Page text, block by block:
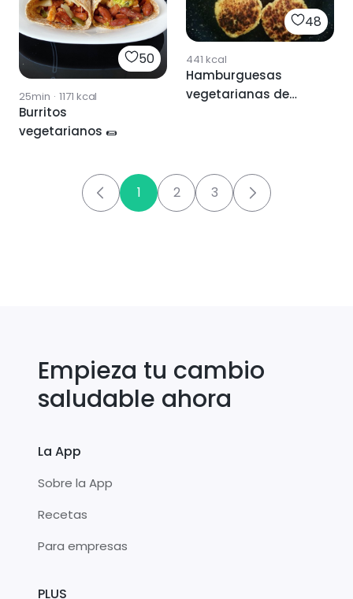
50
25min · 1171 kcal
Burritos
vegetarianos 🌯
48
441 kcal
Hamburguesas
vegetarianas de
1 2 3
Empieza tu cambio
saludable ahora
La App
Sobre la App
Recetas
Para empresas
PLUS